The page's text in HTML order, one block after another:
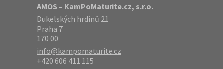
AMOS – KamPoMaturite.cz, s.r.o.
Dukelských hrdinů 21
Praha 7
170 00
info@kampomaturite.cz
+420 606 411 115